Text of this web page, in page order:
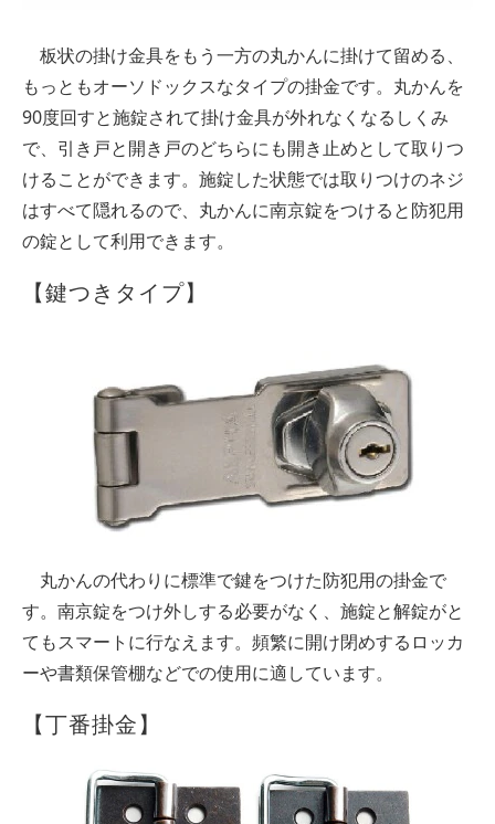
板状の掛け金具をもう一方の丸かんに掛けて留める、
もっともオーソドックスなタイプの掛金です。丸かんを
90度回すと施錠されて掛け金具が外れなくなるしくみ
で、引き戸と開き戸のどちらにも開き止めとして取りつ
けることができます。施錠した状態では取りつけのネジ
はすべて隠れるので、丸かんに南京錠をつけると防犯用
の錠として利用できます。
【鍵つきタイプ】
丸かんの代わりに標準で鍵をつけた防犯用の掛金で
す。南京錠をつけ外しする必要がなく、施錠と解錠がと
てもスマートに行なえます。頻繁に開け閉めするロッカ
ーや書類保管棚などでの使用に適しています。
【丁番掛金】